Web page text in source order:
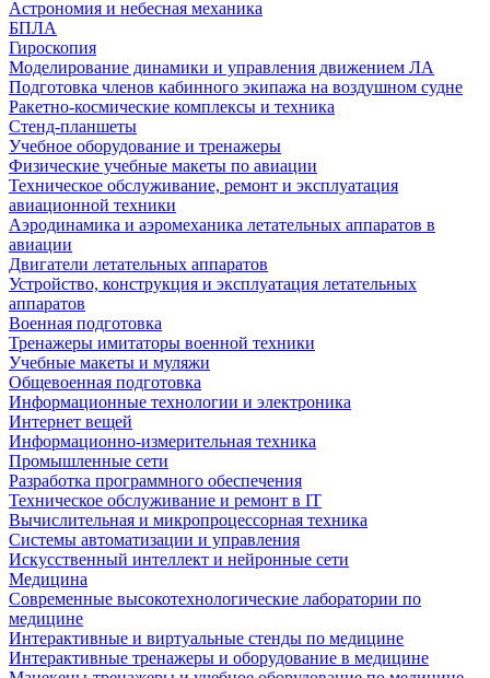
Астрономия и небесная механика
БПЛА
Гироскопия
Моделирование динамики и управления движением ЛА
Подготовка членов кабинного экипажа на воздушном судне
Ракетно-космические комплексы и техника
Стенд-планшеты
Учебное оборудование и тренажеры
Физические учебные макеты по авиации
Техническое обслуживание, ремонт и эксплуатация
авиационной техники
Аэродинамика и аэромеханика летательных аппаратов в
авиации
Двигатели летательных аппаратов
Устройство, конструкция и эксплуатация летательных
аппаратов
Военная подготовка
Тренажеры имитаторы военной техники
Учебные макеты и муляжи
Общевоенная подготовка
Информационные технологии и электроника
Интернет вещей
Информационно-измерительная техника
Промышленные сети
Разработка программного обеспечения
Техническое обслуживание и ремонт в IT
Вычислительная и микропроцессорная техника
Системы автоматизации и управления
Искусственный интеллект и нейронные сети
Медицина
Современные высокотехнологические лаборатории по
медицине
Интерактивные и виртуальные стенды по медицине
Интерактивные тренажеры и оборудование в медицине